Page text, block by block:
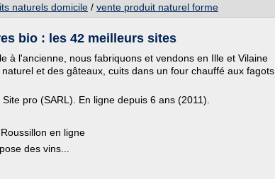
naturels domicile / vente produit naturel forme
bio : les 42 meilleurs sites
à l'ancienne, nous fabriquons et vendons en Ille et Vilaine
et des gâteaux, cuits dans un four chauffé aux fagots
pro (SARL). En ligne depuis 6 ans (2011).
en ligne
des vins...